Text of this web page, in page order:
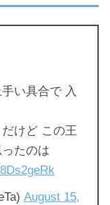
い具合で 入
けど この王
たのは
August 15,